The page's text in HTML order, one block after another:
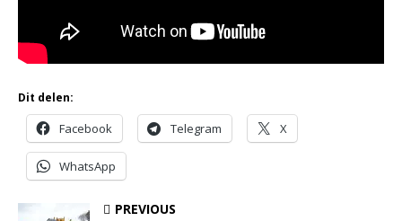
Dit delen:
Facebook Telegram X
WhatsApp
PREVIOUS